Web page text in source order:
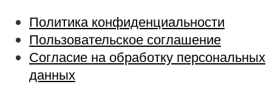
Политика конфиденциальности
Пользовательское соглашение
Согласие на обработку персональных
данных